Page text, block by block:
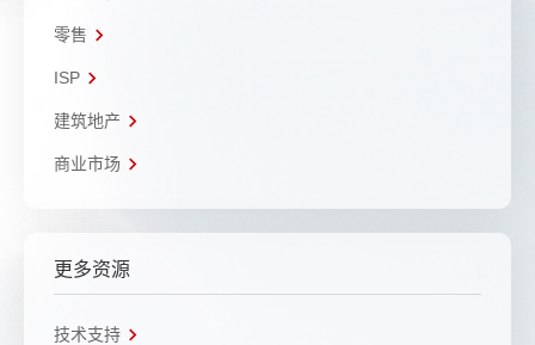
零售
ISP
建筑地产
商业市场
更多资源
技术支持